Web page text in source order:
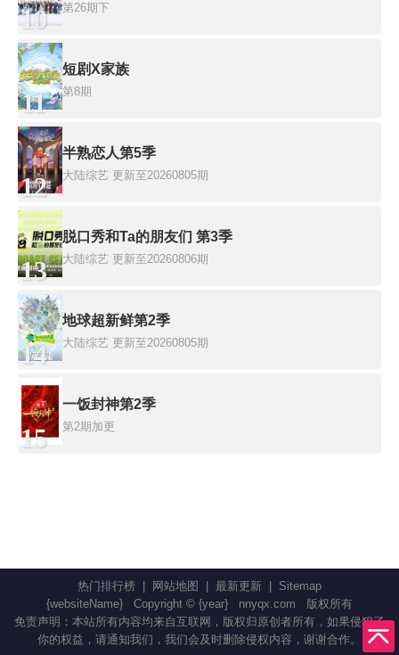
10 第26期下
11
短剧X家族
第8期
12
半熟恋人第5季
大陆综艺 更新至20260805期
13
脱口秀和Ta的朋友们 第3季
大陆综艺 更新至20260806期
14
地球超新鲜第2季
大陆综艺 更新至20260805期
15
一饭封神第2季
第2期加更
热门排行榜 网站地图 最新更新
Sitemap
{websiteName}
Copyright © {year} nnyqx.com
版权所有
免责声明：本站所有内容均来自互联网，版权归原创者所有，如果侵犯了
你的权益，请通知我们，我们会及时删除侵权内容，谢谢合作。